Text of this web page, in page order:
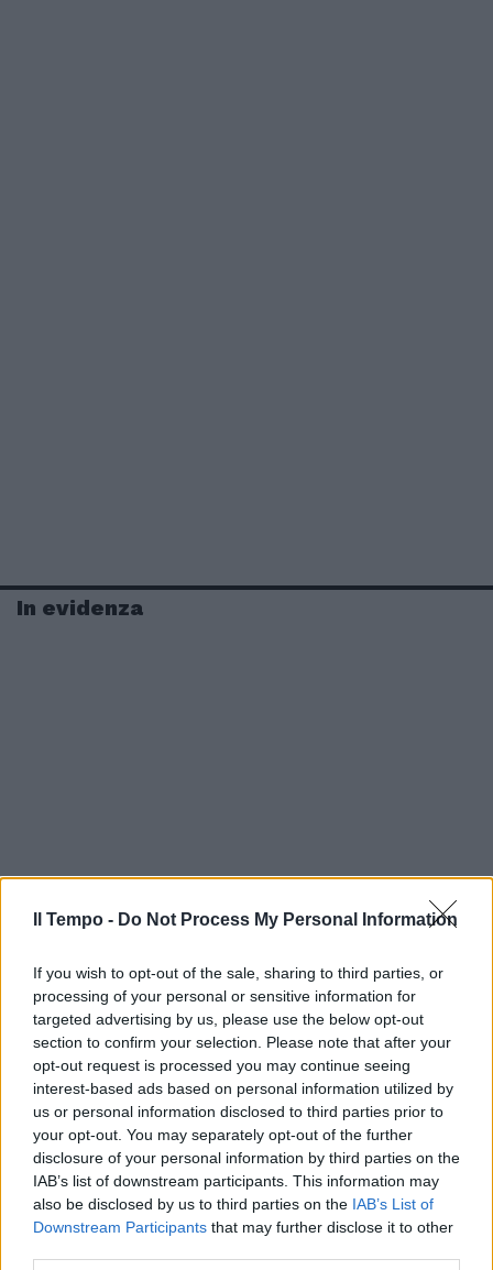
Il Tempo - Do Not Process My Personal Information
If you wish to opt-out of the sale, sharing to third parties, or
processing of your personal or sensitive information for
targeted advertising by us, please use the below opt-out
section to confirm your selection. Please note that after your
opt-out request is processed you may continue seeing
interest-based ads based on personal information utilized by
us or personal information disclosed to third parties prior to
your opt-out. You may separately opt-out of the further
disclosure of your personal information by third parties on the
IAB’s list of downstream participants. This information may
also be disclosed by us to third parties on the IAB’s List of
Downstream Participants that may further disclose it to other
In evidenza